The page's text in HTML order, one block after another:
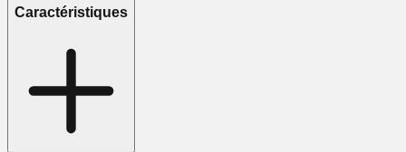
Caractéristiques